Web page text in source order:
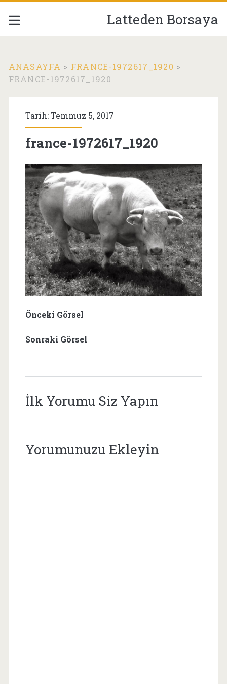
Latteden Borsaya
ANASAYFA > FRANCE-1972617_1920 >
FRANCE-1972617_1920
Tarih: Temmuz 5, 2017
france-1972617_1920
Önceki Görsel
Sonraki Görsel
İlk Yorumu Siz Yapın
Yorumunuzu Ekleyin